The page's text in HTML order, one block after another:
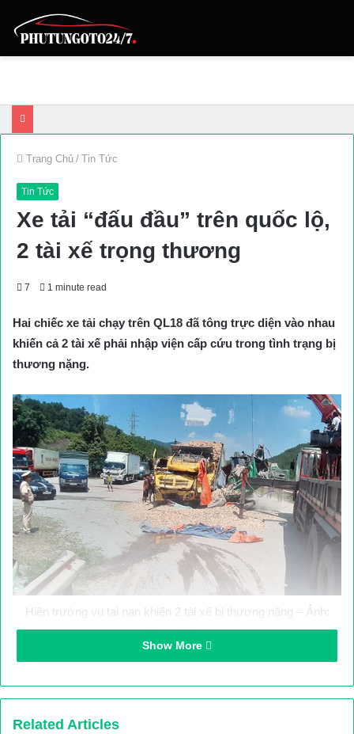
Trang Chủ / Tin Tức
Tin Tức
Xe tải “đấu đầu” trên quốc lộ,
2 tài xế trọng thương
7 1 minute read
Hai chiếc xe tải chạy trên QL18 đã tông trực diện vào nhau
khiến cả 2 tài xế phải nhập viện cấp cứu trong tình trạng bị
thương nặng.
Hiện trường vụ tai nạn khiến 2 tài xế bị thương nặng – Ảnh:
Phạm Công
Vụ TNGT nghiêm trọng xảy ra vào khoảng 10h30 ngày 13/9,
trên QL18 đoạn qua xã Cộng Hòa, thành phố Cẩm Phả, tỉnh
Show More
Related Articles